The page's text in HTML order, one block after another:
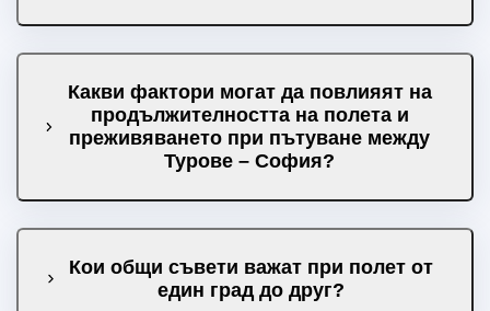
Какви фактори могат да повлияят на
продължителността на полета и
преживяването при пътуване между
Турове – София?
Кои общи съвети важат при полет от
един град до друг?